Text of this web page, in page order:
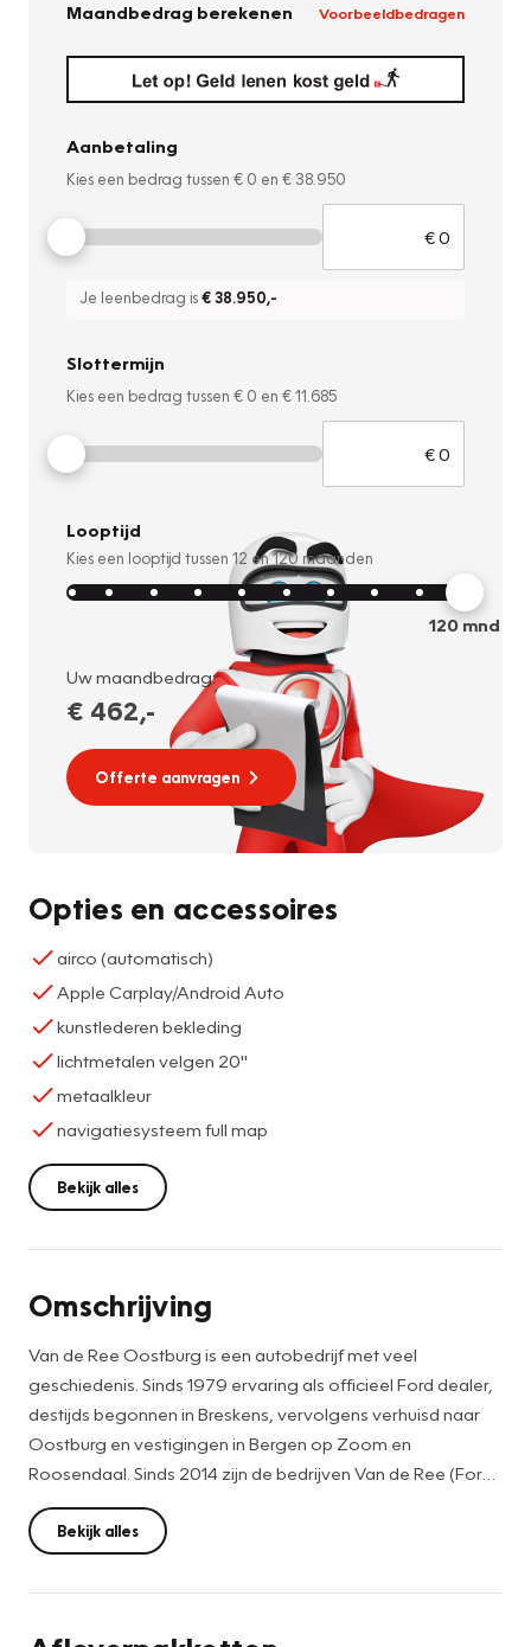
Maandbedrag berekenen Voorbeeldbedragen
Aanbetaling
Kies een bedrag tussen € 0 en € 38.950
Je leenbedrag is€ 38.950,-
Slottermijn
Kies een bedrag tussen € 0 en € 11.685
Looptijd
Kies een looptijd tussen 12 en120 maanden
120mnd
Uw maandbedrag:
€ 462,-
Offerte aanvragen
Opties en accessoires
airco (automatisch)
Apple Carplay/Android Auto
kunstlederen bekleding
lichtmetalen velgen 20"
metaalkleur
navigatiesysteem full map
Bekijk alles
Omschrijving
Van de Ree Oostburg is een autobedrijf met veel
geschiedenis. Sinds 1979 ervaring als officieel Ford dealer,
destijds begonnen in Breskens, vervolgens verhuisd naar
Oostburg en vestigingen in Bergen op Zoom en
Roosendaal. Sinds 2014 zijn de bedrijven Van de Ree (Ford)
en "Autobedrijf van den Bosse" (Peugeot en Renault)
samen gegaan onder één dak onder het label
"Vakgarage". Hiermee hebben we naast de expertise in de
Bekijk alles